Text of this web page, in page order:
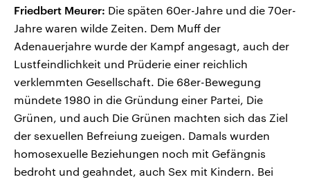
Friedbert Meurer: Die späten 60er-Jahre und die 70er-
Jahre waren wilde Zeiten. Dem Muff der
Adenauerjahre wurde der Kampf angesagt, auch der
Lustfeindlichkeit und Prüderie einer reichlich
verklemmten Gesellschaft. Die 68er-Bewegung
mündete 1980 in die Gründung einer Partei, Die
Grünen, und auch Die Grünen machten sich das Ziel
der sexuellen Befreiung zueigen. Damals wurden
homosexuelle Beziehungen noch mit Gefängnis
bedroht und geahndet, auch Sex mit Kindern. Bei